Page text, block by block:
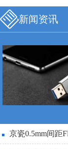
新闻资讯
京瓷0.5mm间距